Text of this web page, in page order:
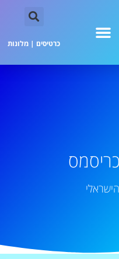
כרטיסים | מלונות